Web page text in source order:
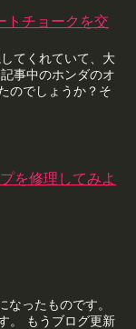
トチョークを交
てくれていて、大
事中のホンダのオ
のでしょうか？そ
を修理してみよ
ったものです。
。 もうブログ更新